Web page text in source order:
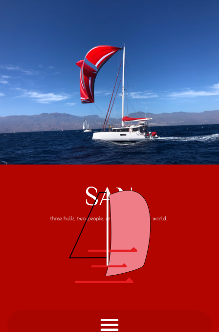
SAN
three hulls, two people, one trip around the world...